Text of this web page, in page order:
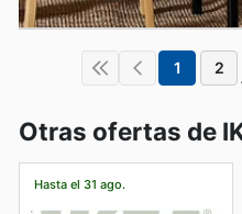
1 2
Otras ofertas de
Hasta el 31 ago.